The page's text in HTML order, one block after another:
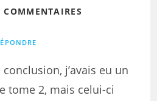
j’avais eu un
tome 2, mais celui-ci